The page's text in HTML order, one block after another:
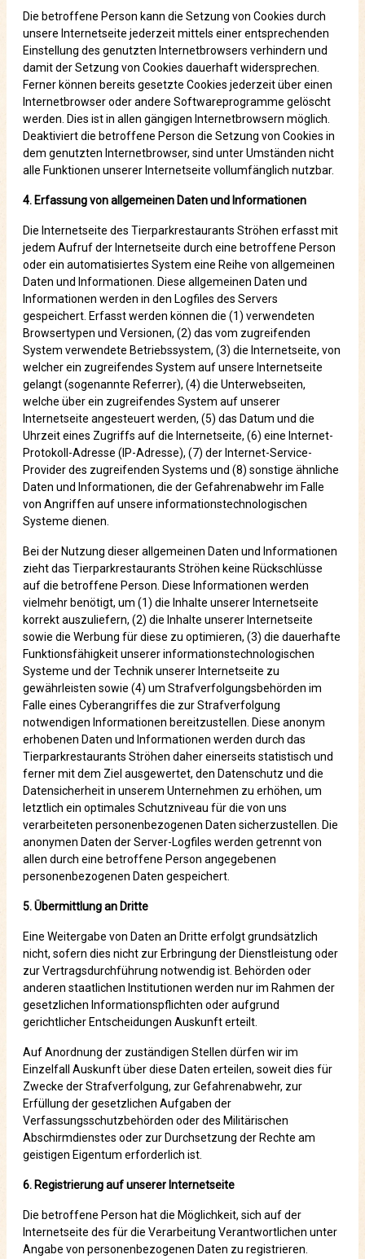
Die betroffene Person kann die Setzung von Cookies durch
unsere Internetseite jederzeit mittels einer entsprechenden
Einstellung des genutzten Internetbrowsers verhindern und
damit der Setzung von Cookies dauerhaft widersprechen.
Ferner können bereits gesetzte Cookies jederzeit über einen
Internetbrowser oder andere Softwareprogramme gelöscht
werden. Dies ist in allen gängigen Internetbrowsern möglich.
Deaktiviert die betroffene Person die Setzung von Cookies in
dem genutzten Internetbrowser, sind unter Umständen nicht
alle Funktionen unserer Internetseite vollumfänglich nutzbar.
4. Erfassung von allgemeinen Daten und Informationen
Die Internetseite des Tierparkrestaurants Ströhen erfasst mit
jedem Aufruf der Internetseite durch eine betroffene Person
oder ein automatisiertes System eine Reihe von allgemeinen
Daten und Informationen. Diese allgemeinen Daten und
Informationen werden in den Logfiles des Servers
gespeichert. Erfasst werden können die (1) verwendeten
Browsertypen und Versionen, (2) das vom zugreifenden
System verwendete Betriebssystem, (3) die Internetseite, von
welcher ein zugreifendes System auf unsere Internetseite
gelangt (sogenannte Referrer), (4) die Unterwebseiten,
welche über ein zugreifendes System auf unserer
Internetseite angesteuert werden, (5) das Datum und die
Uhrzeit eines Zugriffs auf die Internetseite, (6) eine Internet-
Protokoll-Adresse (IP-Adresse), (7) der Internet-Service-
Provider des zugreifenden Systems und (8) sonstige ähnliche
Daten und Informationen, die der Gefahrenabwehr im Falle
von Angriffen auf unsere informationstechnologischen
Systeme dienen.
Bei der Nutzung dieser allgemeinen Daten und Informationen
zieht das Tierparkrestaurants Ströhen keine Rückschlüsse
auf die betroffene Person. Diese Informationen werden
vielmehr benötigt, um (1) die Inhalte unserer Internetseite
korrekt auszuliefern, (2) die Inhalte unserer Internetseite
sowie die Werbung für diese zu optimieren, (3) die dauerhafte
Funktionsfähigkeit unserer informationstechnologischen
Systeme und der Technik unserer Internetseite zu
gewährleisten sowie (4) um Strafverfolgungsbehörden im
Falle eines Cyberangriffes die zur Strafverfolgung
notwendigen Informationen bereitzustellen. Diese anonym
erhobenen Daten und Informationen werden durch das
Tierparkrestaurants Ströhen daher einerseits statistisch und
ferner mit dem Ziel ausgewertet, den Datenschutz und die
Datensicherheit in unserem Unternehmen zu erhöhen, um
letztlich ein optimales Schutzniveau für die von uns
verarbeiteten personenbezogenen Daten sicherzustellen. Die
anonymen Daten der Server-Logfiles werden getrennt von
allen durch eine betroffene Person angegebenen
personenbezogenen Daten gespeichert.
5. Übermittlung an Dritte
Eine Weitergabe von Daten an Dritte erfolgt grundsätzlich
nicht, sofern dies nicht zur Erbringung der Dienstleistung oder
zur Vertragsdurchführung notwendig ist. Behörden oder
anderen staatlichen Institutionen werden nur im Rahmen der
gesetzlichen Informationspflichten oder aufgrund
gerichtlicher Entscheidungen Auskunft erteilt.
Auf Anordnung der zuständigen Stellen dürfen wir im
Einzelfall Auskunft über diese Daten erteilen, soweit dies für
Zwecke der Strafverfolgung, zur Gefahrenabwehr, zur
Erfüllung der gesetzlichen Aufgaben der
Verfassungsschutzbehörden oder des Militärischen
Abschirmdienstes oder zur Durchsetzung der Rechte am
geistigen Eigentum erforderlich ist.
6. Registrierung auf unserer Internetseite
Die betroffene Person hat die Möglichkeit, sich auf der
Internetseite des für die Verarbeitung Verantwortlichen unter
Angabe von personenbezogenen Daten zu registrieren.